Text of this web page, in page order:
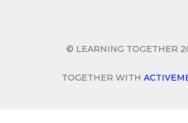
© LEARNING TOGETHER
TOGETHER WITH